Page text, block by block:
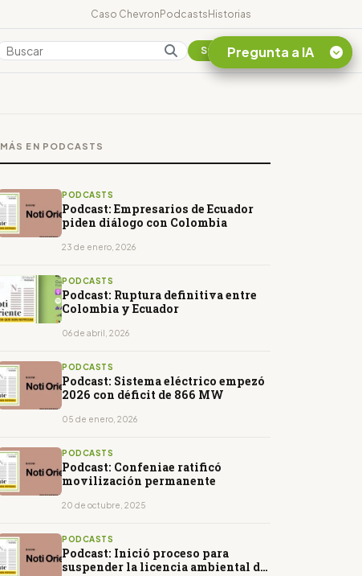
Caso ChevronPodcastsHistorias
Colombia Suscribirse
MÁS EN PODCASTS
PODCASTS
Podcast: Empresarios de Ecuador
piden diálogo con Colombia
23 de enero, 2026
PODCASTS
Podcast: Ruptura definitiva entre
Colombia y Ecuador
06 de abril, 2026
PODCASTS
Podcast: Sistema eléctrico empezó
2026 con déficit de 866 MW
05 de enero, 2026
PODCASTS
Podcast: Confeniae ratificó
movilización permanente
20 de octubre, 2025
PODCASTS
Podcast: Inició proceso para
suspender la licencia ambiental de
Pregunta a IA